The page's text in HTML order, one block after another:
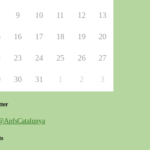
9 10 11 12 13
16 17 18 19 20
23 24 25 26 27
30 31 1 2 3